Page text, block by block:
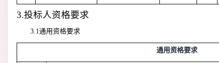
3.投标人资格要求
3.1通用资格要求
通用资格要求